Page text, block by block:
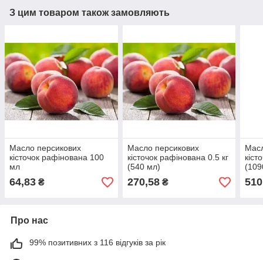
З цим товаром також замовляють
Масло персикових
кісточок рафінована 100
мл
64,83 ₴
Масло персикових
кісточок рафінована 0.5 кг
(540 мл)
270,58₴
Про нас
99% позитивних з 116 відгуків за рік